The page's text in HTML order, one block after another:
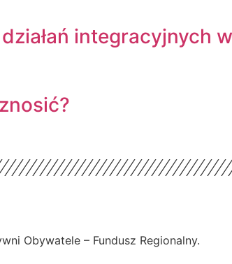
integracyjnych
Obywatele – Fundusz Regionalny.